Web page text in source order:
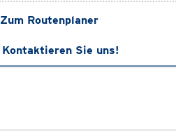
Zum Routenplaner
Kontaktieren Sie uns!